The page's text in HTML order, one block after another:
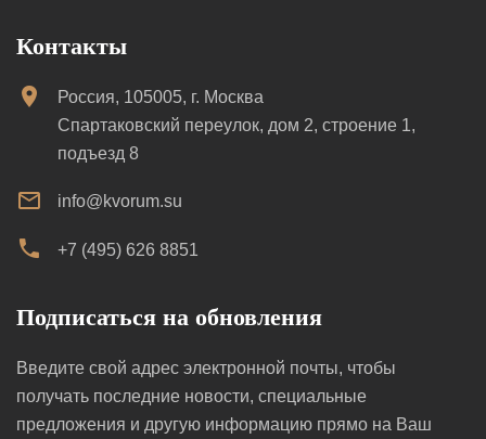
Контакты
Россия, 105005, г. Москва
Спартаковский переулок, дом 2, строение 1,
подъезд 8
info@kvorum.su
+7 (495) 626 8851
Подписаться на обновления
Введите свой адрес электронной почты, чтобы
получать последние новости, специальные
предложения и другую информацию прямо на Ваш